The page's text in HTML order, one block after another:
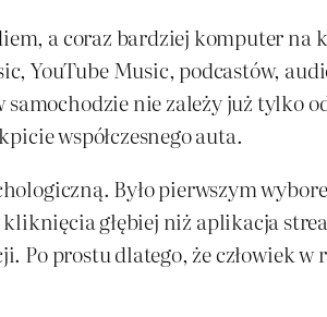
a coraz bardziej komputer na
YouTube Music, podcastów,
nie zależy już tylko
współczesnego auta.
Było pierwszym
głębiej niż aplikacja
prostu dlatego, że człowiek w